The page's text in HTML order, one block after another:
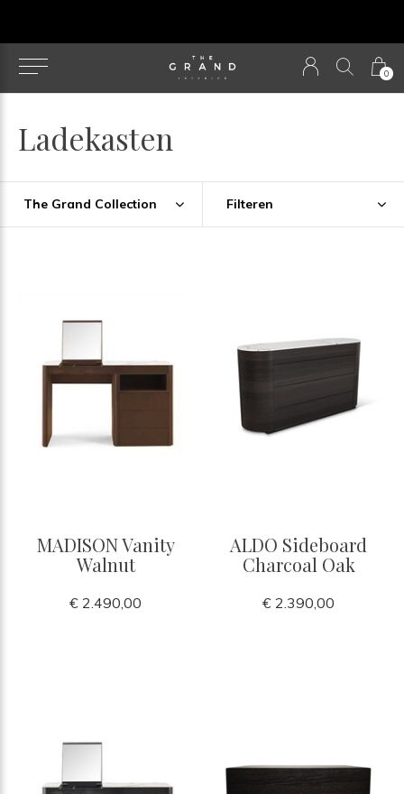
0
Ladekasten
The Grand Collection Filteren
MADISON Vanity
Walnut
€ 2.490,00
ALDO Sideboard
Charcoal Oak
€ 2.390,00